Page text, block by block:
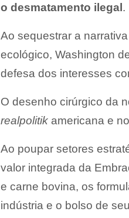
o desmatamento ilegal .
Ao sequestrar a
ecológico, Washington
defesa dos interesses
O desenho cirúrgico da
realpolitik americana e
Ao poupar setores
valor integrada da
e carne bovina, os
indústria e o bolso de